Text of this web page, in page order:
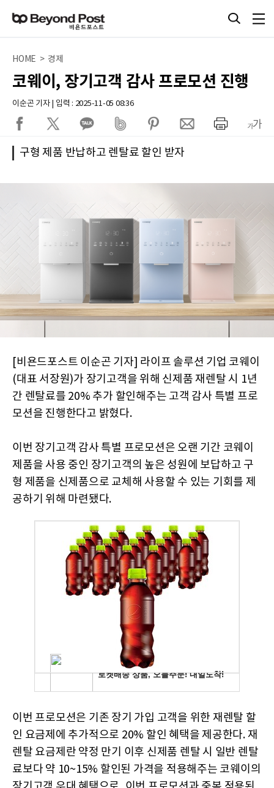
HOME > 경제
코웨이, 장기고객 감사 프로모션 진행
이순곤 기자 | 입력 : 2025-11-05 08:36
구형 제품 반납하고 렌탈료 할인 받자
[비욘드포스트 이순곤 기자] 라이프 솔루션 기업 코웨이
(대표 서장원)가 장기고객을 위해 신제품 재렌탈 시 1년
간 렌탈료를 20% 추가 할인해주는 고객 감사 특별 프로
모션을 진행한다고 밝혔다.
이번 장기고객 감사 특별 프로모션은 오랜 기간 코웨이
제품을 사용 중인 장기고객의 높은 성원에 보답하고 구
형 제품을 신제품으로 교체해 사용할 수 있는 기회를 제
공하기 위해 마련됐다.
이번 프로모션은 기존 장기 가입 고객을 위한 재렌탈 할
인 요금제에 추가적으로 20% 할인 혜택을 제공한다. 재
렌탈 요금제란 약정 만기 이후 신제품 렌탈 시 일반 렌탈
료보다 약 10~15% 할인된 가격을 적용해주는 코웨이의